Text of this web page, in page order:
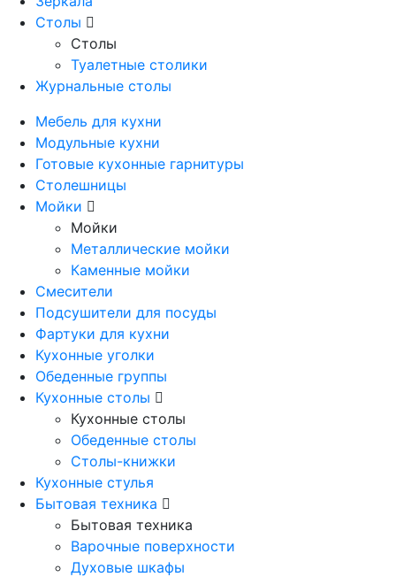
Столы
Столы
Туалетные столики
Журнальные столы
Мебель для кухни
Модульные кухни
Готовые кухонные гарнитуры
Столешницы
Мойки
Мойки
Металлические мойки
Каменные мойки
Смесители
Подсушители для посуды
Фартуки для кухни
Кухонные уголки
Обеденные группы
Кухонные столы
Кухонные столы
Обеденные столы
Столы-книжки
Кухонные стулья
Бытовая техника
Бытовая техника
Варочные поверхности
Духовые шкафы